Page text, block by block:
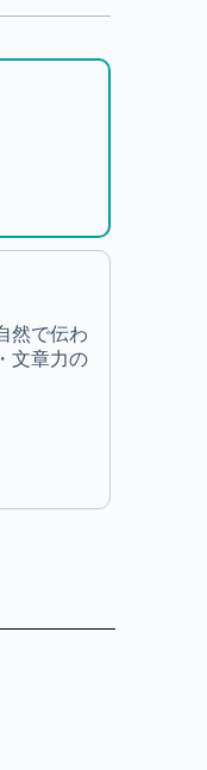
然で伝わ
文章力の